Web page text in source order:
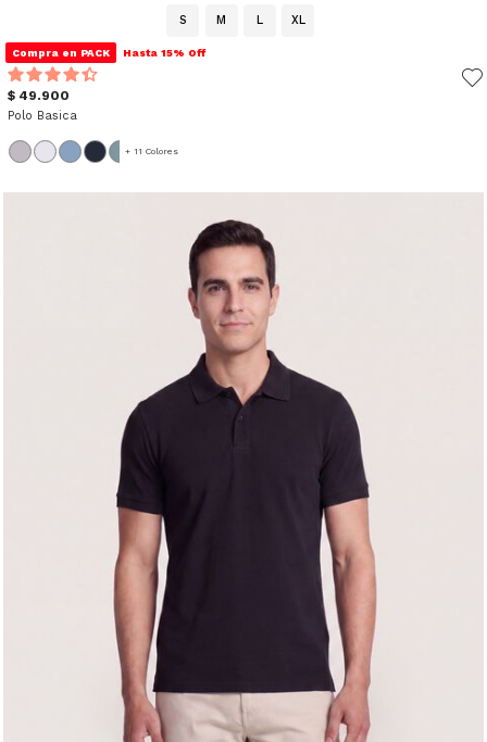
S M L XL
Compra en PACK Hasta 15% Off
$ 49.900
Polo Basica
+ 11 Colores